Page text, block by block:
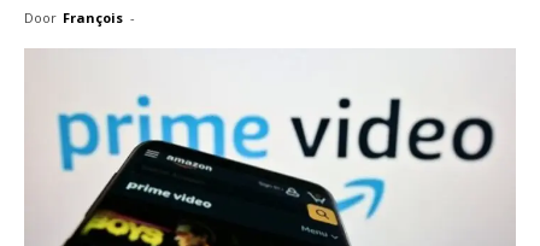
Door François -